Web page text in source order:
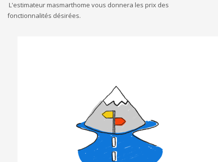
L'estimateur masmarthome vous donnera les prix des
fonctionnalités désirées.